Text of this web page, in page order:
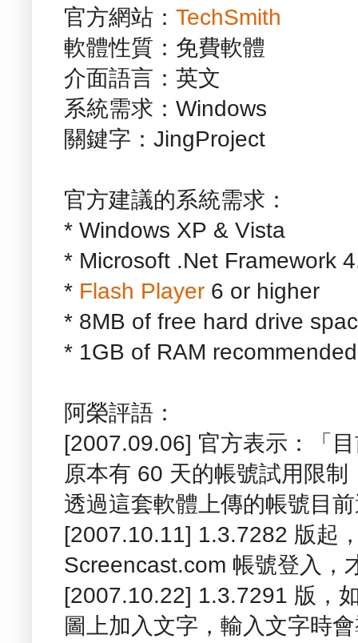
官方網站： TechSmith
軟體性質：免費軟體
介面語言：英文
系統需求：Windows
關鍵字：JingProject
官方建議的系統需求：
* Windows XP & Vista
* Microsoft .Net Framework
* Flash Player 6 or higher
* 8MB of free hard drive
* 1GB of RAM recommended
阿榮評語：
[2007.09.06] 官方表示：「
原本有 60 天的帳號試用限
透過這套軟體上傳的帳號目
[2007.10.11] 1.3.7282 版起
Screencast.com 帳號登入，
[2007.10.22] 1.3.7291 版，
圖上加入文字，輸入文字時